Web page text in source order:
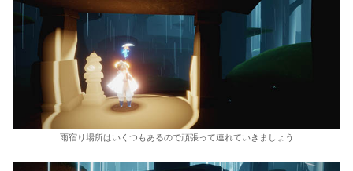
雨宿り場所はいくつもあるので頑張って連れていきましょう